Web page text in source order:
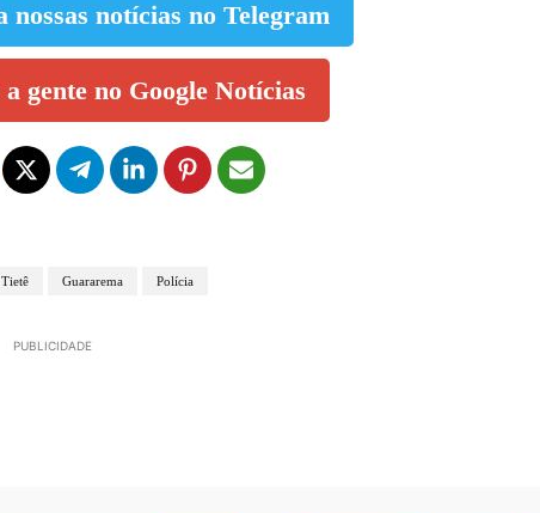
nossas notícias no Telegram
gente no Google Notícias
Guararema Polícia
PUBLICIDADE